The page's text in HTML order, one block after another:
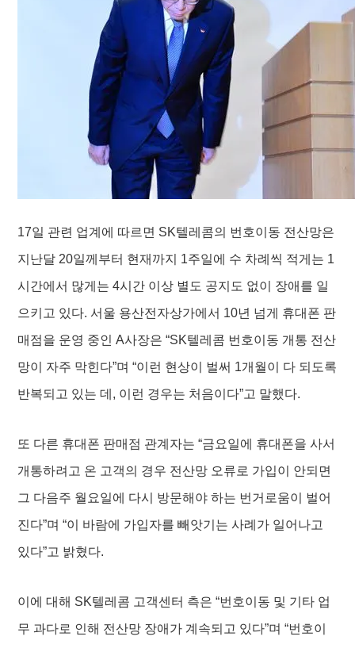
17일 관련 업계에 따르면 SK텔레콤의 번호이동 전산망은
지난달 20일께부터 현재까지 1주일에 수 차례씩 적게는 1
시간에서 많게는 4시간 이상 별도 공지도 없이 장애를 일
으키고 있다. 서울 용산전자상가에서 10년 넘게 휴대폰 판
매점을 운영 중인 A사장은 “SK텔레콤 번호이동 개통 전산
망이 자주 막힌다”며 “이런 현상이 벌써 1개월이 다 되도록
반복되고 있는 데, 이런 경우는 처음이다”고 말했다.
또 다른 휴대폰 판매점 관계자는 “금요일에 휴대폰을 사서
개통하려고 온 고객의 경우 전산망 오류로 가입이 안되면
그 다음주 월요일에 다시 방문해야 하는 번거로움이 벌어
진다”며 “이 바람에 가입자를 빼앗기는 사례가 일어나고
있다”고 밝혔다.
이에 대해 SK텔레콤 고객센터 측은 “번호이동 및 기타 업
무 과다로 인해 전산망 장애가 계속되고 있다”며 “번호이